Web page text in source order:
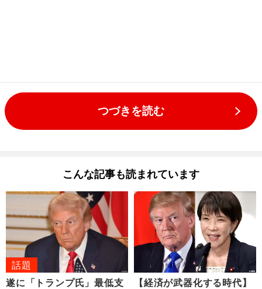
つづきを読む
こんな記事も読まれています
話題
遂に「トランプ氏」最低支
【経済が武器化する時代】